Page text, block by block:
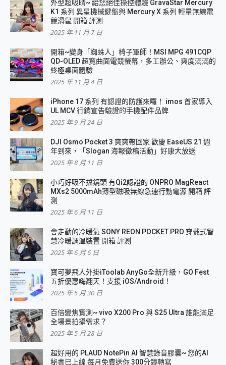
外型超吸晴~ 給您絕佳操控體驗 GravaStar Mercury
K1 系列 異星機械鍵盤與 Mercury X 系列 輕量無線電
競滑鼠 開箱 評測
2025 年 11 月 7 日
開箱~變身「蜘蛛人」椅子軍師！MSI MPG 491CQP
QD-OLED 超寬曲面電競螢幕，多工辦公、爽度滿滿的
終極桌面體驗
2025 年 11 月 4 日
iPhone 17 系列 有認證的防護來囉！ imos 首家導入
UL MCV 行銷宣告驗證的手機配件品牌
2025 年 9 月 24 日
DJI Osmo Pocket 3 爽爽帶回家 歡慶 EaseUS 21 週
年到來，「Slogan 海報徵稿活動」好康大放送
2025 年 8 月 11 日
小巧好吸不擋鏡頭 有Qi2認證的 ONPRO MagReact
MXs2 5000mAh薄型磁吸無線急速行動電源 開箱 評
測
2025 年 6 月 11 日
會走動的冷暖氣 SONY REON POCKET PRO 穿戴式智
慧冷暖調溫裝置 開箱 評測
2025 年 6 月 6 日
寶可夢飛人外掛iToolab AnyGo全新升級，GO Fest
五折優惠嗨翻天！支援 iOS/Android！
2025 年 5 月 30 日
百倍變焦實測~ vivo X200 Pro 與 S25 Ultra 誰能滿足
全場景拍攝需求？
2025 年 5 月 28 日
超好用的 PLAUD NotePin AI 智慧錄音膠囊~ 您的AI
秘書已上線 每月免費送你 300分鐘轉寫